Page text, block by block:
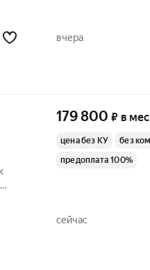
вчера
179 800 ₽ в
цена без КУ
без
предоплата 100%
сейчас